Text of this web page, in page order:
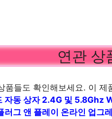
연관 상
품들도 확인해보세요. 이 제
자동 상자 2.4G 및 5.8Ghz
러그 앤 플레이 온라인 업그